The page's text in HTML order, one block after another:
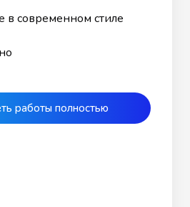
в современном стиле
работы полностью